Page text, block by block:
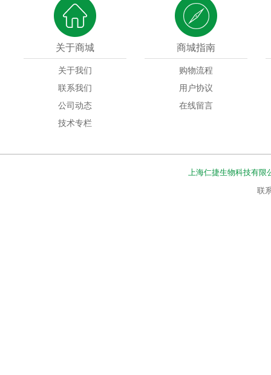
关于商城
关于我们
联系我们
公司动态
技术专栏
商城指南
购物流程
用户协议
在线留言
上海仁捷生物科技有限
联